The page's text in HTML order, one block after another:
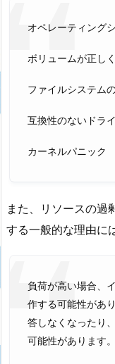
オペレーティング
ボリュームが正し
ファイルシステム
互換性のないドラ
カーネルパニック
また、リソースの過
する一般的な理由に
負荷が高い場合、
作する可能性があ
答しなくなったり
可能性があります。